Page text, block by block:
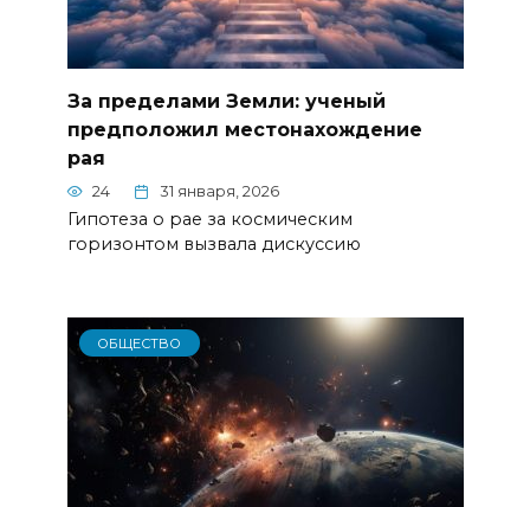
За пределами Земли: ученый
предположил местонахождение
рая
24 31 января, 2026
Гипотеза о рае за космическим
горизонтом вызвала дискуссию
ОБЩЕСТВО